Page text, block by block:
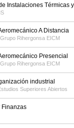
Instalaciones Térmicas
A Distancia
Grupo Rihergonsa EICM
Presencial
Grupo Rihergonsa EICM
industrial
Superiores Abiertos
Finanzas